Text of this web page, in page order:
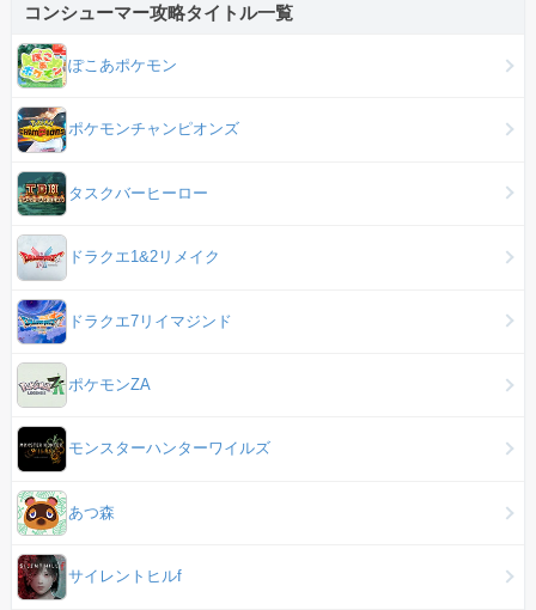
コンシューマー攻略タイトル一覧
ぽこあポケモン
ポケモンチャンピオンズ
タスクバーヒーロー
ドラクエ1&2リメイク
ドラクエ7リイマジンド
ポケモンZA
モンスターハンターワイルズ
あつ森
サイレントヒルf